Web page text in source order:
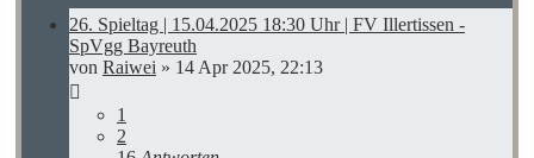
26. Spieltag | 15.04.2025 18:30 Uhr | FV Illertissen -
SpVgg Bayreuth
von Raiwei » 14 Apr 2025, 22:13
1
2